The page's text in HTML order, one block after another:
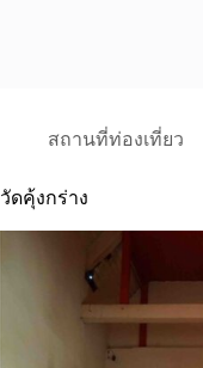
สถานที่ท่องเที่ยว
วัดคุ้งกร่าง